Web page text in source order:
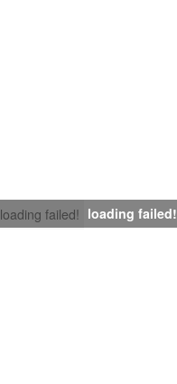
loading failed! loading failed!